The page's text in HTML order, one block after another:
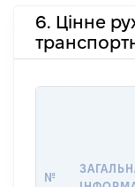
6. Цінне
№